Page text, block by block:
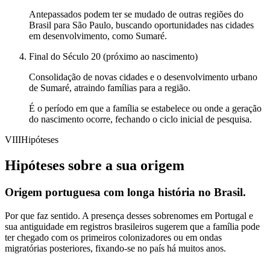
Antepassados podem ter se mudado de outras regiões do
Brasil para São Paulo, buscando oportunidades nas cidades
em desenvolvimento, como Sumaré.
Final do Século 20 (próximo ao nascimento)
Consolidação de novas cidades e o desenvolvimento urbano
de Sumaré, atraindo famílias para a região.
É o período em que a família se estabelece ou onde a geração
do nascimento ocorre, fechando o ciclo inicial de pesquisa.
VIIIHipóteses
Hipóteses sobre a sua origem
Origem portuguesa com longa história no Brasil.
Por que faz sentido. A presença desses sobrenomes em Portugal e
sua antiguidade em registros brasileiros sugerem que a família pode
ter chegado com os primeiros colonizadores ou em ondas
migratórias posteriores, fixando-se no país há muitos anos.